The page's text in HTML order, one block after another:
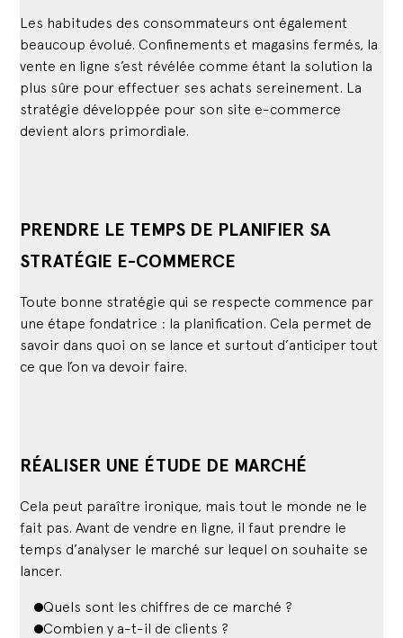
Les habitudes des consommateurs ont également
beaucoup évolué. Confinements et magasins fermés, la
vente en ligne s’est révélée comme étant la solution la
plus sûre pour effectuer ses achats sereinement. La
stratégie développée pour son site e-commerce
devient alors primordiale.
PRENDRE LE TEMPS DE PLANIFIER SA
STRATÉGIE E-COMMERCE
Toute bonne stratégie qui se respecte commence par
une étape fondatrice : la planification. Cela permet de
savoir dans quoi on se lance et surtout d’anticiper tout
ce que l’on va devoir faire.
RÉALISER UNE ÉTUDE DE MARCHÉ
Cela peut paraître ironique, mais tout le monde ne le
fait pas. Avant de vendre en ligne, il faut prendre le
temps d’analyser le marché sur lequel on souhaite se
lancer.
Quels sont les chiffres de ce marché ?
Combien y a-t-il de clients ?